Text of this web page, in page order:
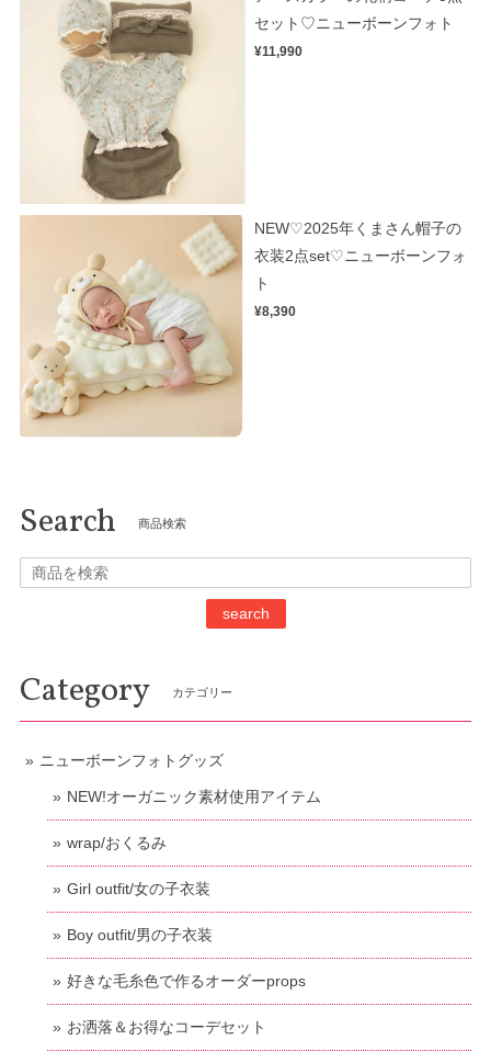
セット♡ニューボーンフォト
¥11,990
NEW♡2025年くまさん帽子の
衣装2点set♡ニューボーンフォ
ト
¥8,390
Search 商品検索
search
Category カテゴリー
ニューボーンフォトグッズ
NEW!オーガニック素材使用アイテム
wrap/おくるみ
Girl outfit/女の子衣装
Boy outfit/男の子衣装
好きな毛糸色で作るオーダーprops
お洒落＆お得なコーデセット